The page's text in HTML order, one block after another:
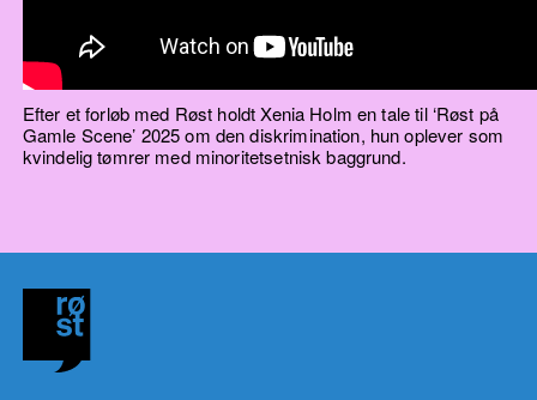
Efter et forløb med Røst holdt Xenia Holm en tale til ‘Røst på
Gamle Scene’ 2025 om den diskrimination, hun oplever som
kvindelig tømrer med minoritetsetnisk baggrund.